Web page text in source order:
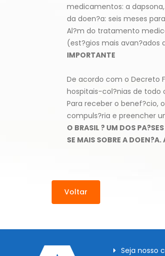
medicamentos: a
da doen?a: seis meses
Al?m do tratamento
(est?gios mais avan?ados
IMPORTANTE
De acordo com o Decreto
hospitais-col?nias de todo
Para receber o benef?cio,
compuls?ria e preencher
O BRASIL ? UM DOS
SE MAIS SOBRE A
Voltar
Seja nosso